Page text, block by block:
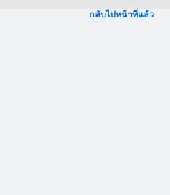
กลับไปหน้าที่แล้ว